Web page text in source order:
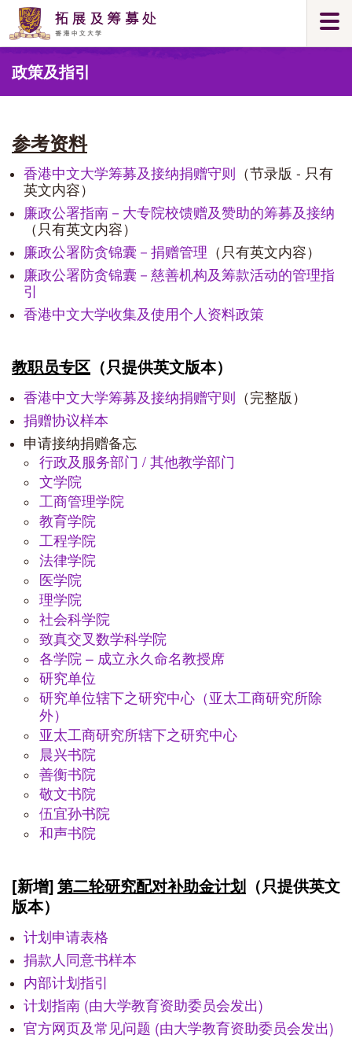
Skip
main
content
政策及指引
参考资料
香港中文大学筹募及接纳捐赠守则 （节录版 - 只有
英文内容）
廉政公署指南－大专院校馈赠及赞助的筹募及接纳
（只有英文内容）
廉政公署防贪锦囊－捐赠管理 （只有英文内容）
廉政公署防贪锦囊－慈善机构及筹款活动的管理指
引
香港中文大学收集及使用个人资料政策
教职员专区 （只提供英文版本）
香港中文大学筹募及接纳捐赠守则 （完整版 ）
捐赠协议样本
申请接纳捐赠备忘
行政及服务部门 / 其他教学部门
文学院
工商管理学院
教育学院
工程学院
法律学院
医学院
理学院
社会科学院
致真交叉数学科学院
各学院 – 成立永久命名教授席
研究单位
研究单位辖下之研究中心（亚太工商研究所除
外）
亚太工商研究所辖下之研究中心
晨兴书院
善衡书院
敬文书院
伍宜孙书院
和声书院
[新增]第二轮研究配对补助金计划 （只提供英文
版本）
计划申请表格
捐款人同意书样本
内部计划指引
计划指南 (由大学教育资助委员会发出)
官方网页及常见问题 (由大学教育资助委员会发出)